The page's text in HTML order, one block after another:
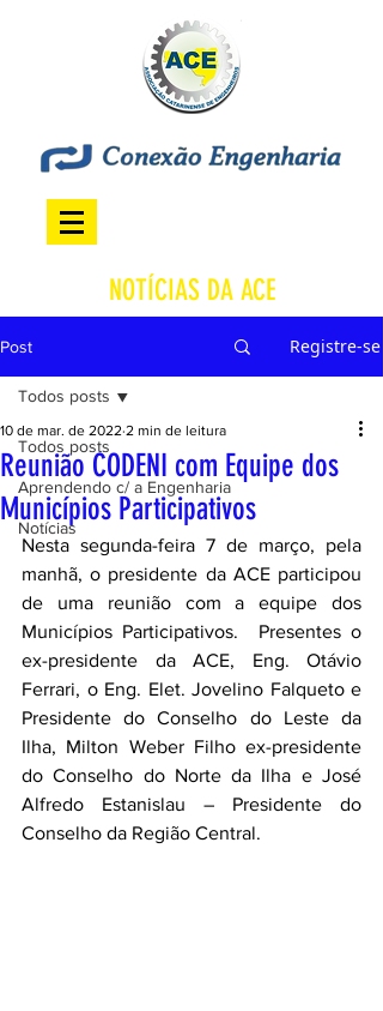
NOTÍCIAS DA ACE
Post Registre-se
Todos posts
Aprendendo c/ a Engenharia
Notícias
Todos posts
Reunião CODENI com Equipe dos
Municípios Participativos
10 de mar. de 2022 2 min de leitura
Nesta segunda-feira 7 de março, pela
manhã, o presidente da ACE participou
de uma reunião com a equipe dos
Municípios Participativos.  Presentes o
ex-presidente da ACE, Eng. Otávio
Ferrari, o Eng. Elet. Jovelino Falqueto e
Presidente do Conselho do Leste da
Ilha, Milton Weber Filho ex-presidente
do Conselho do Norte da Ilha e José
Alfredo Estanislau – Presidente do
Conselho da Região Central.